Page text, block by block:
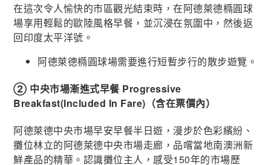
在這次令人愉快的市區觀光結束時，在阿德萊德橢圓球
場享用輕鬆的歐陸風格早餐，並沉浸在氛圍中，然後返
回印度太平洋號。
阿德萊德橢圓球場需要進行短暫步行的散步遊覽。
② 中央市場漸進式早餐Progressive
Breakfast(Included In Fare) （含在票價內）
阿德萊德中央市場早安早餐半日遊，漫步於色彩繽紛、
攤位林立的阿德萊德中央市場走廊，品嚐當地南澳洲新
鮮產品的精華。認識攤位主人，感受150年的市場歷